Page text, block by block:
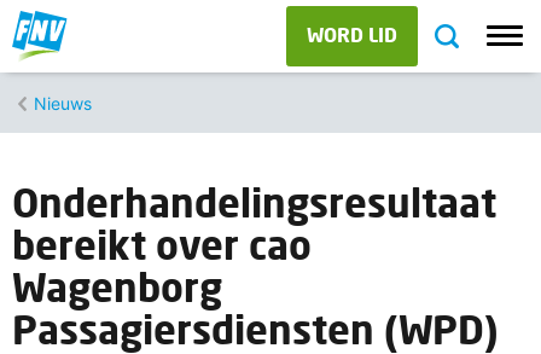
WORD LID
Nieuws
Onderhandelingsresultaat
bereikt over cao
Wagenborg
Passagiersdiensten (WPD)